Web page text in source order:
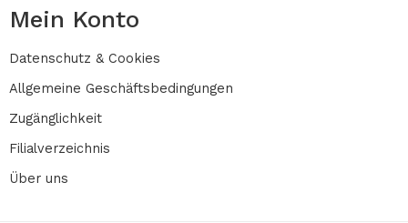
Mein Konto
Datenschutz & Cookies
Allgemeine Geschäftsbedingungen
Zugänglichkeit
Filialverzeichnis
Über uns